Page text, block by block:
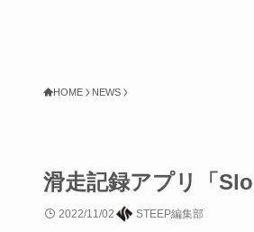
HOME NEWS
滑走記録アプリ「
2022/11/02 STEEP編集部